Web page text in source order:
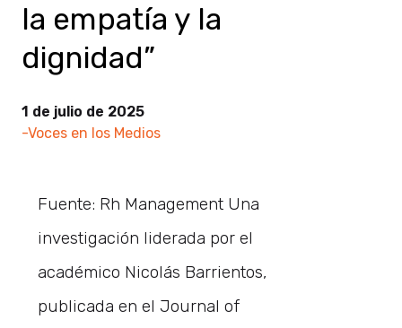
la empatía y la
dignidad”
1 de julio de 2025
-Voces en los Medios
Fuente: Rh Management Una
investigación liderada por el
académico Nicolás Barrientos,
publicada en el Journal of